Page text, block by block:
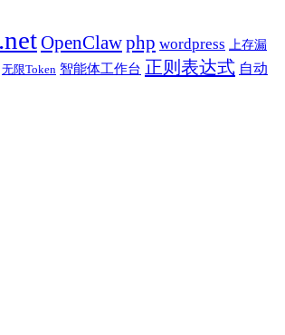
OpenClawphp wordpress
上存漏
无限Token 智能体工作台 正则表达式 自动